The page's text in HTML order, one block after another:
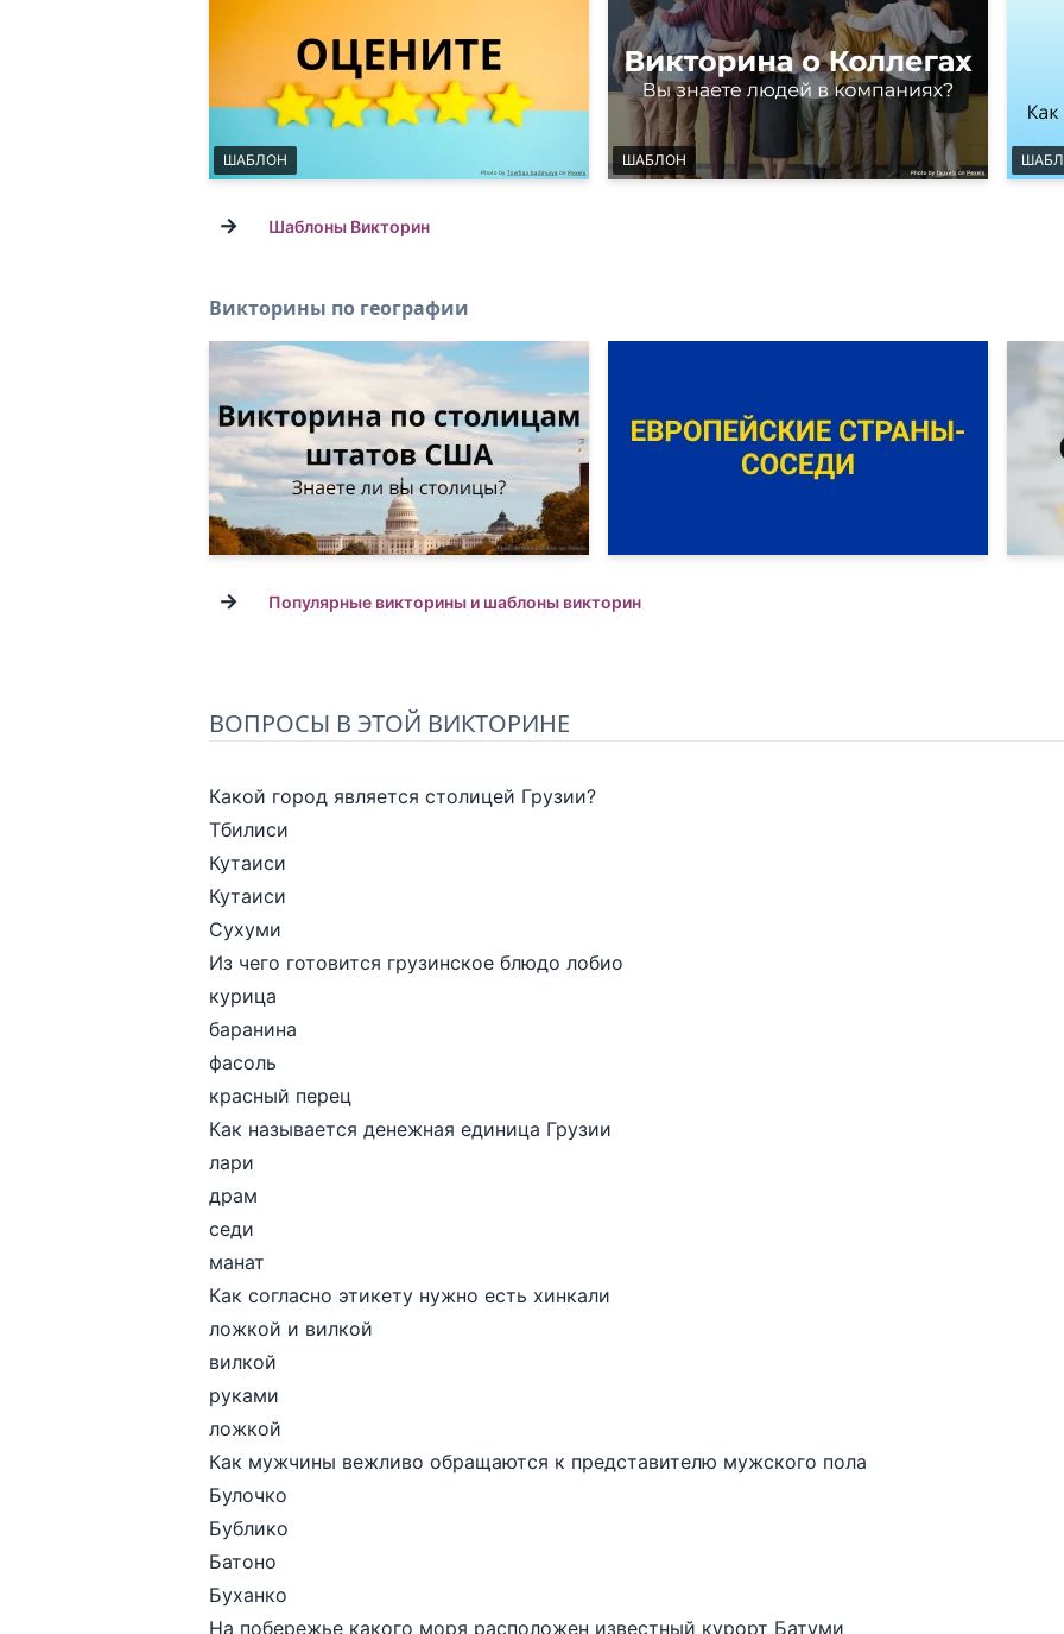
ШАБЛОН ШАБЛОН
→ Шаблоны Викторин
Викторины по географии
→ Популярные викторины и шаблоны викторин
ВОПРОСЫ В ЭТОЙ ВИКТОРИНЕ
Какой город является столицей Грузии?
Тбилиси
Кутаиси
Кутаиси
Сухуми
Из чего готовится грузинское блюдо лобио
курица
баранина
фасоль
красный перец
Как называется денежная единица Грузии
лари
драм
седи
манат
Как согласно этикету нужно есть хинкали
ложкой и вилкой
вилкой
руками
ложкой
Как мужчины вежливо обращаются к представителю мужского пола
Булочко
Бублико
Батоно
Буханко
На побережье какого моря расположен известный курорт Батуми